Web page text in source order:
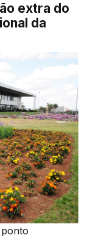
extra do
da